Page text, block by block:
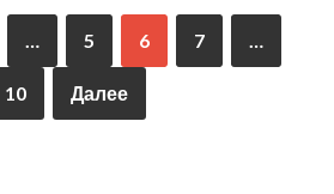
… 5 6 7 …
10 Далее